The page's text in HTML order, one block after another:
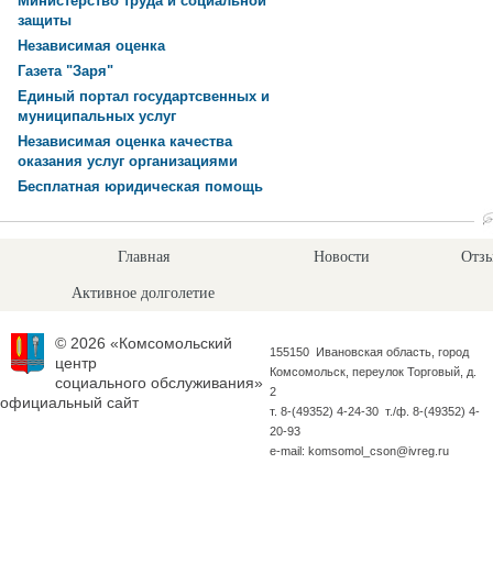
защиты
Независимая оценка
Газета "Заря"
Единый портал государтсвенных и
муниципальных услуг
Независимая оценка качества
оказания услуг организациями
Бесплатная юридическая помощь
Главная Новости
Активное долголетие
© 2026 «Комсомольский
центр
социального обслуживания»
официальный сайт
155150 Ивановская область, город
Комсомольск, переулок Торговый, д.
2
т. 8-(49352) 4-24-30 т./ф. 8-(49352) 4-
20-93
e-mail: komsomol_cson@ivreg.ru